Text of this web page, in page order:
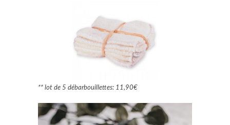
** lot de 5 débarbouillettes: 11,90€